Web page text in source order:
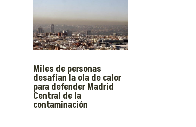
Miles de personas
desafían la ola de calor
para defender Madrid
Central de la
contaminación